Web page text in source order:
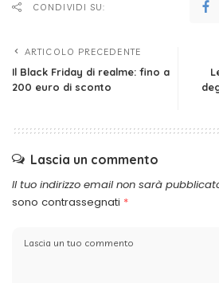
CONDIVIDI SU:
ARTICOLO PRECEDENTE
Il Black Friday di realme: fino a
200 euro di sconto
Lascia un commento
Il tuo indirizzo email non sarà
sono contrassegnati *